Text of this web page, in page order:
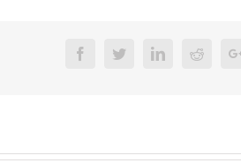
FacebookTwitterLinkedinReddit